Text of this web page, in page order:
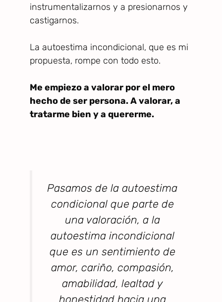
instrumentalizarnos y a presionarnos y
castigarnos.
La autoestima incondicional, que es mi
propuesta, rompe con todo esto.
Me empiezo a valorar por el mero
hecho de ser persona. A valorar, a
tratarme bien y a quererme.
Pasamos de la autoestima
condicional que parte de
una valoración, a la
autoestima incondicional
que es un sentimiento de
amor, cariño, compasión,
amabilidad, lealtad y
honestidad hacia una